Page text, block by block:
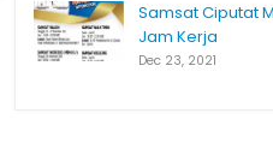
Samsat Ciputat
Jam Kerja
Dec 23, 2021